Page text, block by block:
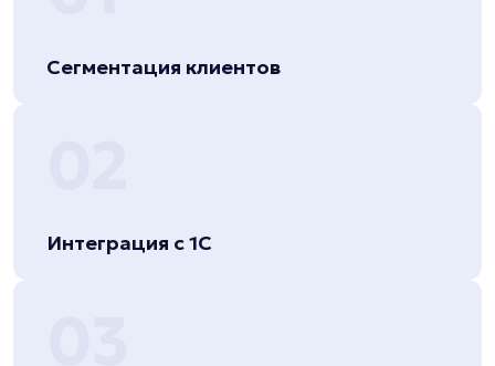
Сегментация клиентов
Интеграция с 1С